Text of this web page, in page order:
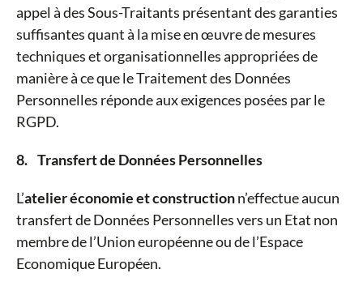
appel à des Sous-Traitants présentant des garanties
suffisantes quant à la mise en œuvre de mesures
techniques et organisationnelles appropriées de
manière à ce que le Traitement des Données
Personnelles réponde aux exigences posées par le
RGPD.
8. Transfert de Données Personnelles
L’atelier économie et constructionn’effectue aucun
transfert de Données Personnelles vers un Etat non
membre de l’Union européenne ou de l’Espace
Economique Européen.